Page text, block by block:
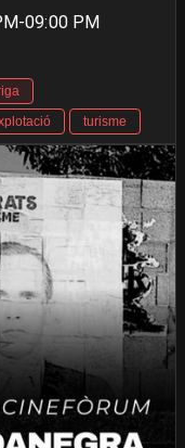
09:00 PM
turisme